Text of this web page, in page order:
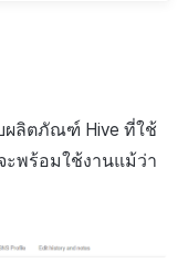
ผลิตภัณฑ์ Hive ที่ใช้
พร้อมใช้งานแม้ว่า